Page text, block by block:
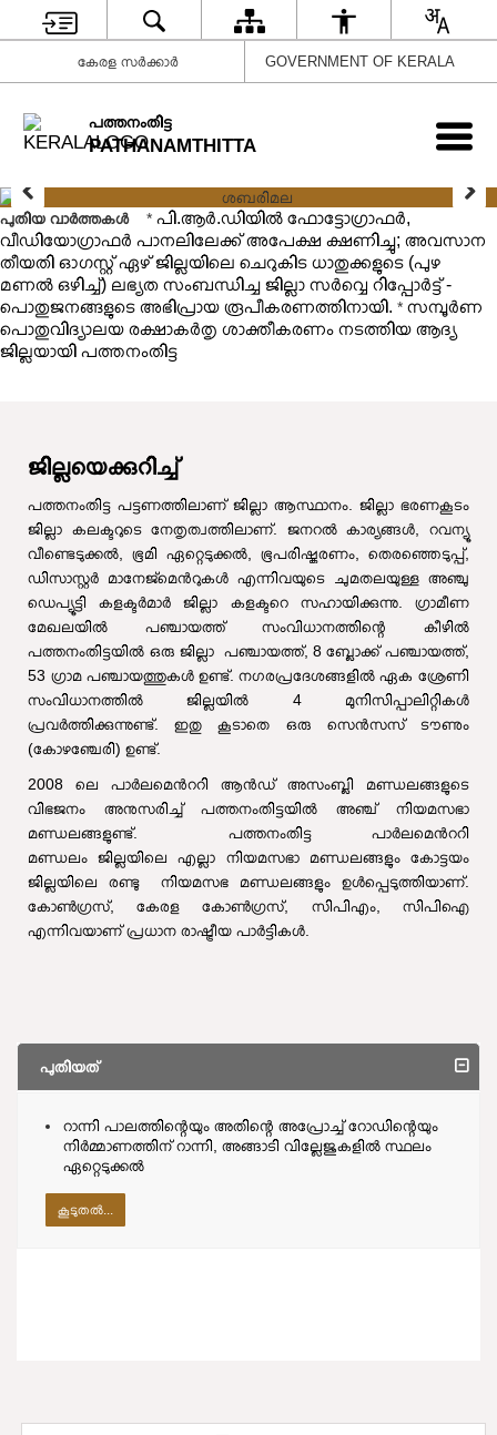
കേരള സർക്കാർ GOVERNMENT OF KERALA
പത്തനംതിട്ട
PATHANAMTHITTA
പുതിയ വാർത്തകൾ* പി.ആര്‍.ഡിയില്‍ ഫോട്ടോഗ്രാഫര്‍,
വീഡിയോഗ്രാഫര്‍ പാനലിലേക്ക് അപേക്ഷ ക്ഷണിച്ചു; അവസാന
തീയതി ഓഗസ്റ്റ് ഏഴ് ജില്ലയിലെ ചെറുകിട ധാതുക്കളുടെ (പുഴ
മണൽ ഒഴിച്ച്) ലഭ്യത സംബന്ധിച്ച ജില്ലാ സർവ്വെ റിപ്പോർട്ട് -
പൊതുജനങ്ങളുടെ അഭിപ്രായ രൂപീകരണത്തിനായി. * സമ്പൂര്‍ണ
പൊതുവിദ്യാലയ രക്ഷാകര്‍തൃ ശാക്തീകരണം നടത്തിയ ആദ്യ
ജില്ലയായി പത്തനംതിട്ട
ജില്ലയെക്കുറിച്ച്
പത്തനംതിട്ട പട്ടണത്തിലാണ് ജില്ലാ ആസ്ഥാനം. ജില്ലാ ഭരണകൂടം
ജില്ലാ കലക്ടറുടെ നേതൃത്വത്തിലാണ്. ജനറൽ കാര്യങ്ങൾ, റവന്യൂ
വീണ്ടെടുക്കൽ, ഭൂമി ഏറ്റെടുക്കൽ, ഭൂപരിഷ്കരണം, തെരഞ്ഞെടുപ്പ്,
ഡിസാസ്റ്റർ മാനേജ്മെൻറുകൾ എന്നിവയുടെ ചുമതലയുള്ള അഞ്ചു
ഡെപ്യൂട്ടി കളക്ടർമാർ ജില്ലാ കളക്ടറെ സഹായിക്കുന്നു. ഗ്രാമീണ
മേഖലയിൽ പഞ്ചായത്ത് സംവിധാനത്തിന്റെ കീഴിൽ
പത്തനംതിട്ടയിൽ ഒരു ജില്ലാ പഞ്ചായത്ത്, 8 ബ്ലോക്ക് പഞ്ചായത്ത്,
53 ഗ്രാമ പഞ്ചായത്തുകൾ ഉണ്ട്. നഗരപ്രദേശങ്ങളിൽ ഏക ശ്രേണി
സംവിധാനത്തിൽ ജില്ലയിൽ 4 മുനിസിപ്പാലിറ്റികൾ
പ്രവർത്തിക്കുന്നുണ്ട്. ഇതു കൂടാതെ ഒരു സെൻസസ് ടൗണും
(കോഴഞ്ചേരി) ഉണ്ട്.
2008 ലെ പാർലമെൻററി ആൻഡ് അസംബ്ലി മണ്ഡലങ്ങളുടെ
വിഭജനം അനുസരിച്ച് പത്തനംതിട്ടയിൽ അഞ്ച് നിയമസഭാ
മണ്ഡലങ്ങളുണ്ട്. പത്തനംതിട്ട പാർലമെൻററി
മണ്ഡലം ജില്ലയിലെ എല്ലാ നിയമസഭാ മണ്ഡലങ്ങളും കോട്ടയം
ജില്ലയിലെ രണ്ടു നിയമസഭ മണ്ഡലങ്ങളും ഉൾപ്പെടുത്തിയാണ്.
കോൺഗ്രസ്, കേരള കോൺഗ്രസ്, സിപിഎം, സിപിഐ
എന്നിവയാണ് പ്രധാന രാഷ്ട്രീയ പാർട്ടികൾ.
പുതിയത്
റാന്നി പാലത്തിന്റെയും അതിന്റെ അപ്രോച്ച് റോഡിന്റെയും
നിർമ്മാണത്തിന് റാന്നി, അങ്ങാടി വില്ലേജുകളിൽ സ്ഥലം
ഏറ്റെടുക്കൽ
കൂടുതല്‍...